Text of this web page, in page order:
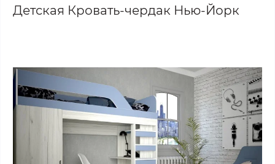
Детская Кровать-чердак Нью-Йорк